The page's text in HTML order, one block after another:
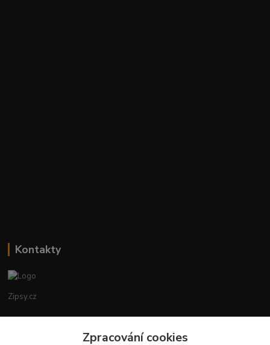
Kontakty
Zipsy.cz
+420774877333
Zpracování cookies